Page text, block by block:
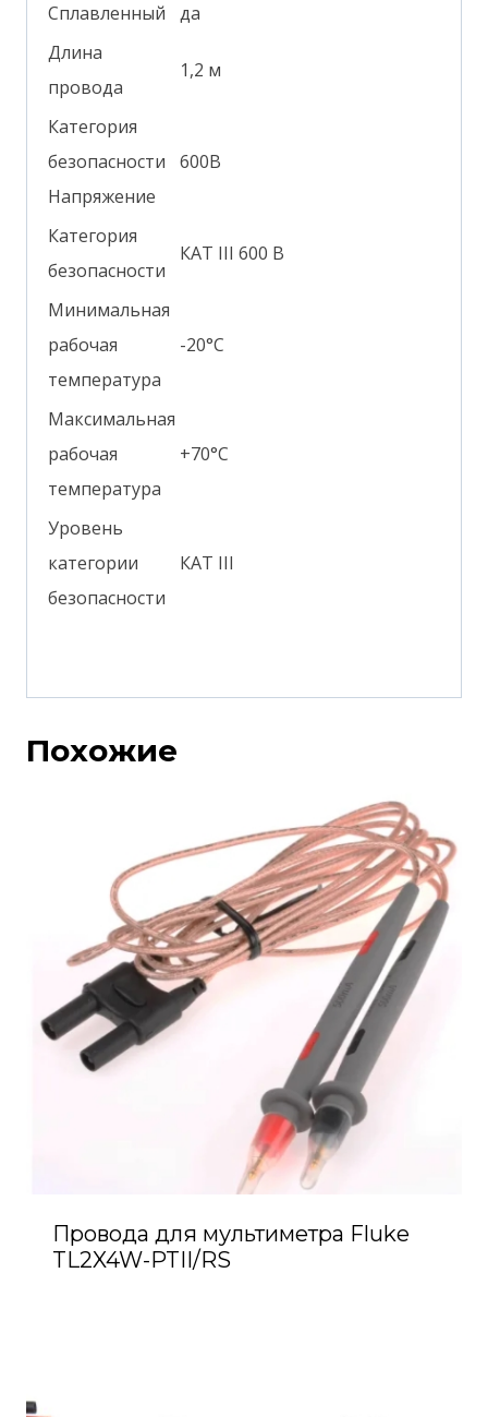
Сплавленный
да
Длина
провода
1,2 м
Категория
безопасности
Напряжение
600В
Категория
безопасности
КАТ III 600 В
Минимальная
рабочая
температура
-20°С
Максимальная
рабочая
температура
+70°С
Уровень
категории
безопасности
КАТ III
Похожие
Провода для мультиметра Fluke
TL2X4W-PTII/RS